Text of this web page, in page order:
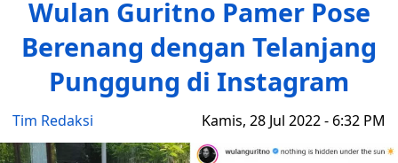
Wulan Guritno Pamer Pose
Berenang dengan Telanjang
Punggung di Instagram
Tim Redaksi Kamis, 28 Jul 2022 - 6:32 PM